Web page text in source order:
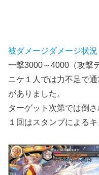
被ダメージダメージ状況
一撃3000～4000（攻撃
ニケ１人では力不足で
がありました。
ターゲット次第では倒さ
１回はスタンプによる